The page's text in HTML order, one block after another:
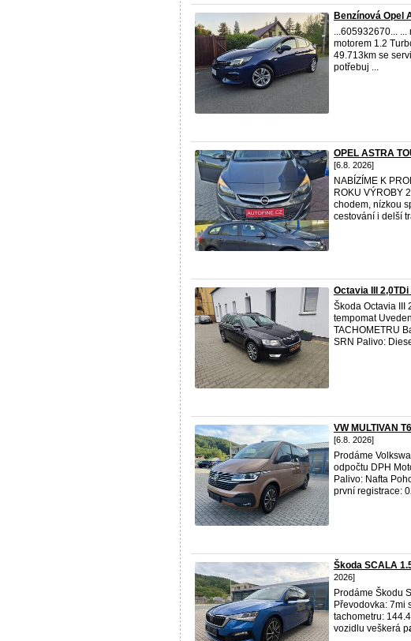
Benzínová Opel
...605932670...
motorem 1.2
49.713km se
potřebuj ...
OPEL ASTRA
[6.8. 2026]
NABÍZÍME K
ROKU VÝROBY
chodem, nízkou
cestování i delší
Octavia III
Škoda Octavia III
tempomat
TACHOMETRU
SRN Palivo:
VW MULTIVAN
[6.8. 2026]
Prodáme
odpočtu DPH
Palivo: Nafta
první registrace:
Škoda SCALA
2026]
Prodáme Škodu
Převodovka: 7mi
tachometru:
vozidlu veškerá p